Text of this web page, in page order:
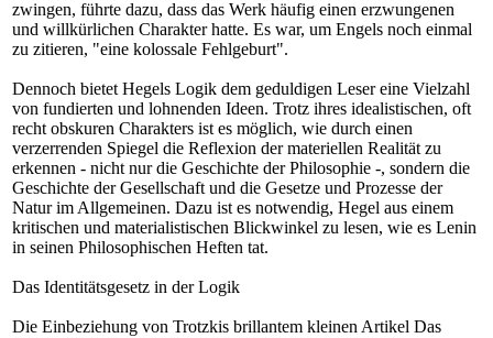
zwingen, führte dazu, dass das Werk häufig einen erzwungenen
und willkürlichen Charakter hatte. Es war, um Engels noch einmal
zu zitieren, "eine kolossale Fehlgeburt".
Dennoch bietet Hegels Logik dem geduldigen Leser eine Vielzahl
von fundierten und lohnenden Ideen. Trotz ihres idealistischen, oft
recht obskuren Charakters ist es möglich, wie durch einen
verzerrenden Spiegel die Reflexion der materiellen Realität zu
erkennen - nicht nur die Geschichte der Philosophie -, sondern die
Geschichte der Gesellschaft und die Gesetze und Prozesse der
Natur im Allgemeinen. Dazu ist es notwendig, Hegel aus einem
kritischen und materialistischen Blickwinkel zu lesen, wie es Lenin
in seinen Philosophischen Heften tat.
Das Identitätsgesetz in der Logik
Die Einbeziehung von Trotzkis brillantem kleinen Artikel Das